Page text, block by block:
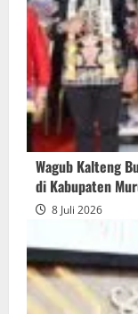
Wagub Kalteng
di Kabupaten
8 Juli 2026